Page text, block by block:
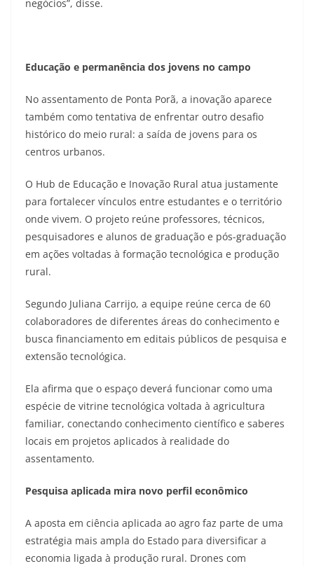
negócios”, disse.
Educação e permanência dos jovens no campo
No assentamento de Ponta Porã, a inovação aparece
também como tentativa de enfrentar outro desafio
histórico do meio rural: a saída de jovens para os
centros urbanos.
O Hub de Educação e Inovação Rural atua justamente
para fortalecer vínculos entre estudantes e o território
onde vivem. O projeto reúne professores, técnicos,
pesquisadores e alunos de graduação e pós-graduação
em ações voltadas à formação tecnológica e produção
rural.
Segundo Juliana Carrijo, a equipe reúne cerca de 60
colaboradores de diferentes áreas do conhecimento e
busca financiamento em editais públicos de pesquisa e
extensão tecnológica.
Ela afirma que o espaço deverá funcionar como uma
espécie de vitrine tecnológica voltada à agricultura
familiar, conectando conhecimento científico e saberes
locais em projetos aplicados à realidade do
assentamento.
Pesquisa aplicada mira novo perfil econômico
A aposta em ciência aplicada ao agro faz parte de uma
estratégia mais ampla do Estado para diversificar a
economia ligada à produção rural. Drones com